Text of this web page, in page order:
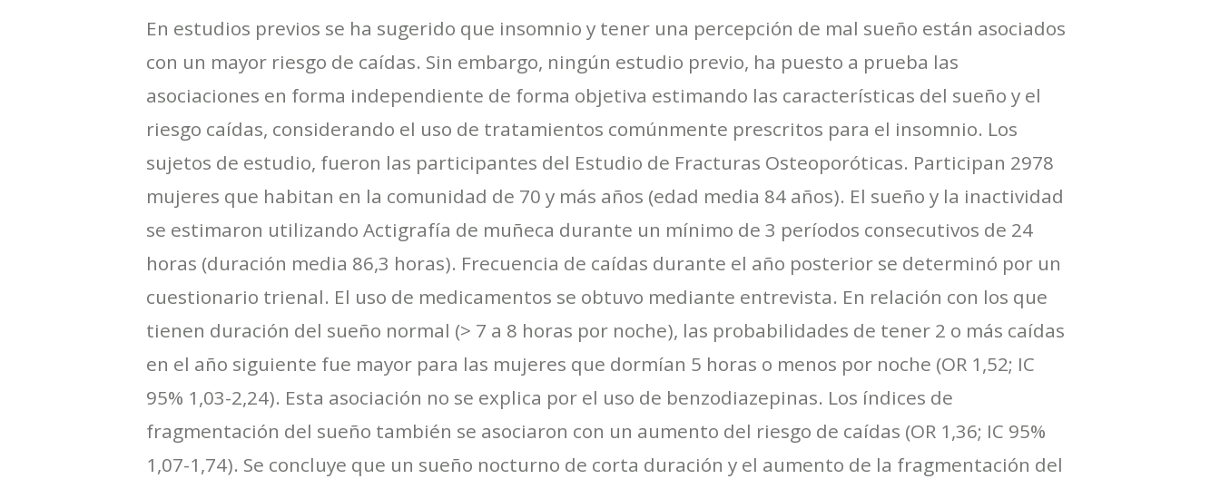
En estudios previos se ha sugerido que insomnio y tener una percepción de mal sueño están asociados
con un mayor riesgo de caídas. Sin embargo, ningún estudio previo, ha puesto a prueba las
asociaciones en forma independiente de forma objetiva estimando las características del sueño y el
riesgo caídas, considerando el uso de tratamientos comúnmente prescritos para el insomnio. Los
sujetos de estudio, fueron las participantes del Estudio de Fracturas Osteoporóticas. Participan 2978
mujeres que habitan en la comunidad de 70 y más años (edad media 84 años). El sueño y la inactividad
se estimaron utilizando Actigrafía de muñeca durante un mínimo de 3 períodos consecutivos de 24
horas (duración media 86,3 horas). Frecuencia de caídas durante el año posterior se determinó por un
cuestionario trienal. El uso de medicamentos se obtuvo mediante entrevista. En relación con los que
tienen duración del sueño normal (> 7 a 8 horas por noche), las probabilidades de tener 2 o más caídas
en el año siguiente fue mayor para las mujeres que dormían 5 horas o menos por noche (OR 1,52; IC
95% 1,03-2,24). Esta asociación no se explica por el uso de benzodiazepinas. Los índices de
fragmentación del sueño también se asociaron con un aumento del riesgo de caídas (OR 1,36; IC 95%
1,07-1,74). Se concluye que un sueño nocturno de corta duración y el aumento de la fragmentación del